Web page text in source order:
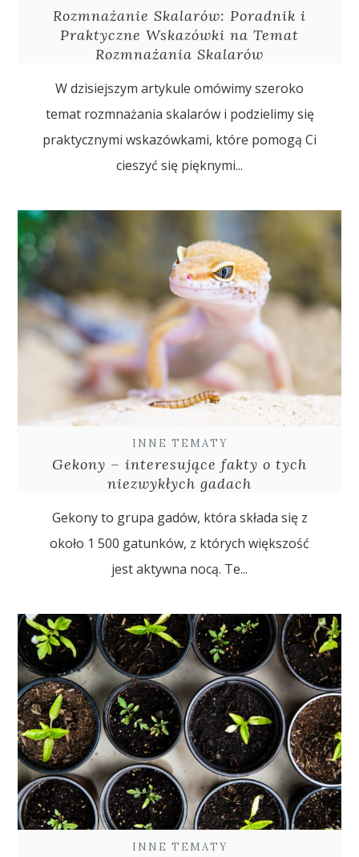
Rozmnażanie Skalarów: Poradnik i
Praktyczne Wskazówki na Temat
Rozmnażania Skalarów
W dzisiejszym artykule omówimy szeroko
temat rozmnażania skalarów i podzielimy się
praktycznymi wskazówkami, które pomogą Ci
cieszyć się pięknymi...
INNE TEMATY
Gekony – interesujące fakty o tych
niezwykłych gadach
Gekony to grupa gadów, która składa się z
około 1 500 gatunków, z których większość
jest aktywna nocą. Te...
INNE TEMATY